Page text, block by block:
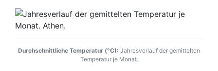
Durchschnittliche Temperatur (°C): Jahresverlauf der gemittelten
Temperatur je Monat.